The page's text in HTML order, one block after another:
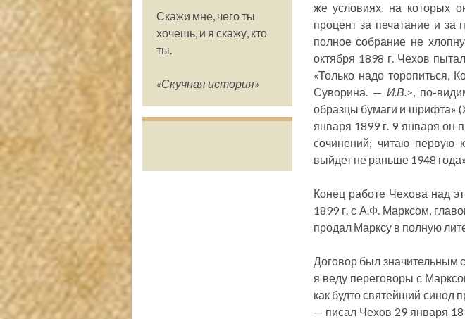
Скажи мне, чего ты
хочешь, и я скажу, кто
ты.
«Скучная история»
же условиях, на которых
процент за печатание и за
полное собрание не
октября 1898 г. Чехов
«Только надо торопиться,
Суворина. —И.В.>, по-
образцы бумаги и шрифта»
января 1899 г. 9 января он
сочинений; читаю первую
выйдет не раньше 1948
Конец работе Чехова над
1899 г. с А.Ф. Марксом,
продал Марксу в полную
Договор был значительным
я веду переговоры с
как будто святейший синод
— писал Чехов 29 января